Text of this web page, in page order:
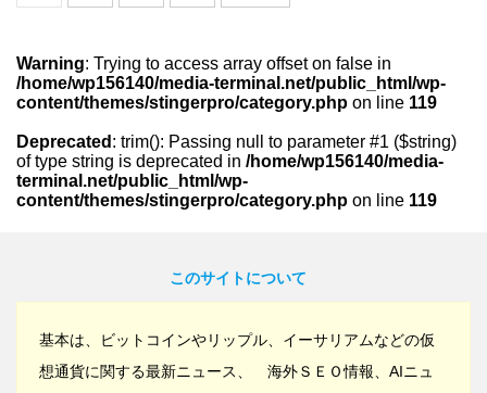
Warning: Trying to access array offset on false in
/home/wp156140/media-terminal.net/public_html/wp-
content/themes/stingerpro/category.php on line 119
Deprecated : trim(): Passing null to parameter #1 ($string)
of type string is deprecated in /home/wp156140/media-
terminal.net/public_html/wp-
content/themes/stingerpro/category.php on line 119
このサイトについて
基本は、ビットコインやリップル、イーサリアムなどの仮
想通貨に関する最新ニュース、 海外ＳＥＯ情報、AIニュ